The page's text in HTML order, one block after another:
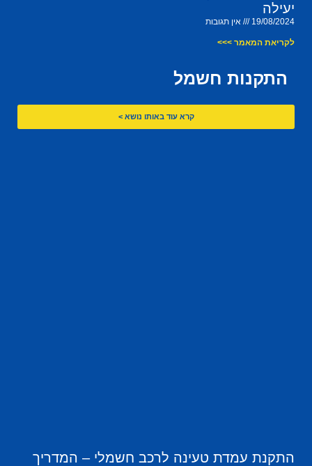
יעילה
19/08/2024 אין תגובות
לקריאת המאמר >>>
התקנות חשמל
קרא עוד באותו נושא >
התקנת עמדת טעינה לרכב חשמלי – המדריך